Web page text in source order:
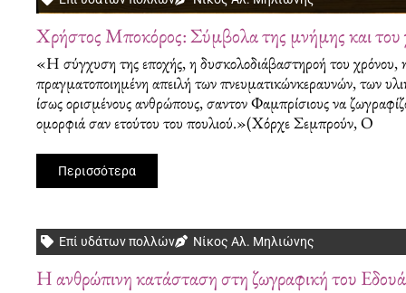
Χρήστος Μποκόρος: Σύμβολα της μνήμης και του
«Η σύγχυση της εποχής, η δυσκολοδιάβαστηροή του χρόνου,
πραγματοποιημένη απειλή των πνευματικώνκεραυνών, των
ίσως ορισμένους ανθρώπους, σαντον Φαμπρίσιους να
ομορφιά σαν ετούτου του πουλιού.»(Χόρχε Σεμπρούν, Ο
Περισσότερα
Επί υδάτων πολλών Νίκος Αλ. Μηλιώνης
Η ανθρώπινη κατάσταση στη ζωγραφική του